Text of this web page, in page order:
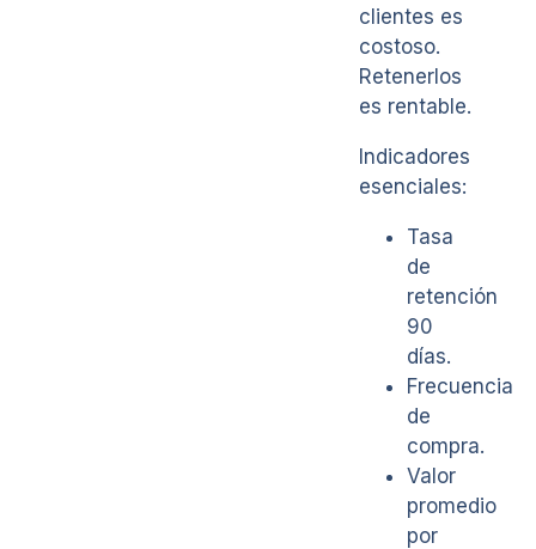
clientes es
costoso.
Retenerlos
es rentable.
Indicadores
esenciales:
Tasa
de
retención
90
días.
Frecuencia
de
compra.
Valor
promedio
por